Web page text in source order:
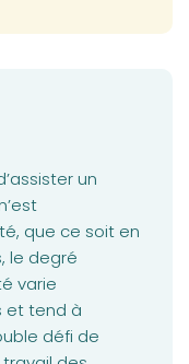
un
que ce soit en
le degré
varie
et tend à
défi de